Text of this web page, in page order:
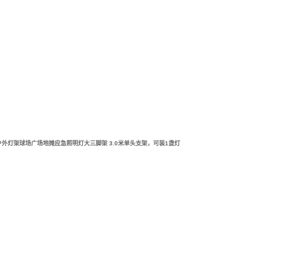
灯架球场广场地摊应急照明灯大三脚架 3.0米单头支架，可装1盏灯